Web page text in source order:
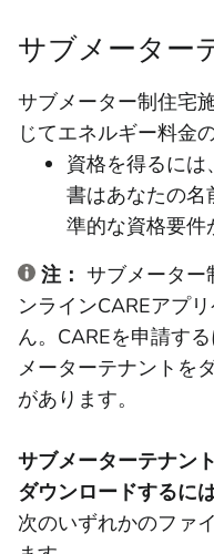
サブメーター
サブメーター制住宅
じてエネルギー料金
資格を得るに
書はあなたの名
準的な資格要件
注： サブメーター
ンラインCAREアプ
ん。CAREを申請す
メーターテナントを
があります。
サブメーターテナン
ダウンロードするに
次のいずれかのファ